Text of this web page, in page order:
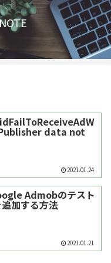
data not
2021.01.24
Admobのテスト
加する方法
2021.01.21